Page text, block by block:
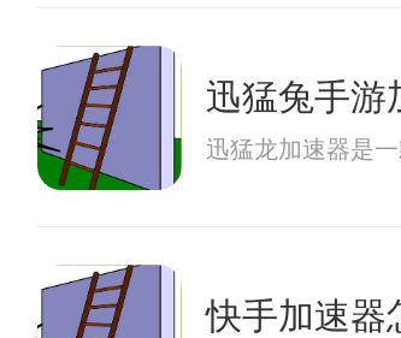
迅猛兔手游
迅猛龙加速器是
快手加速器